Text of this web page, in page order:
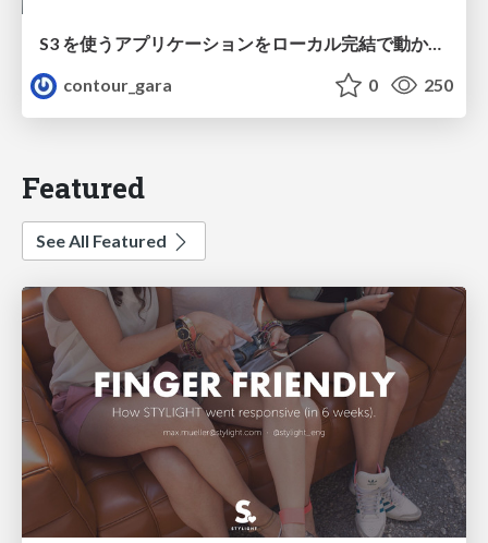
S3 を使うアプリケーションをローカル完結で動かすことに全力を注いでみた / Running S3 Apps Offline
contour_gara
0 250
Featured
See All Featured